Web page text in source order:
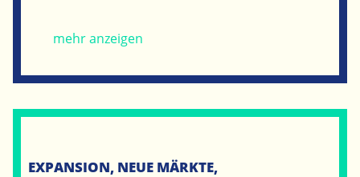
mehr anzeigen
EXPANSION, NEUE MÄRKTE,